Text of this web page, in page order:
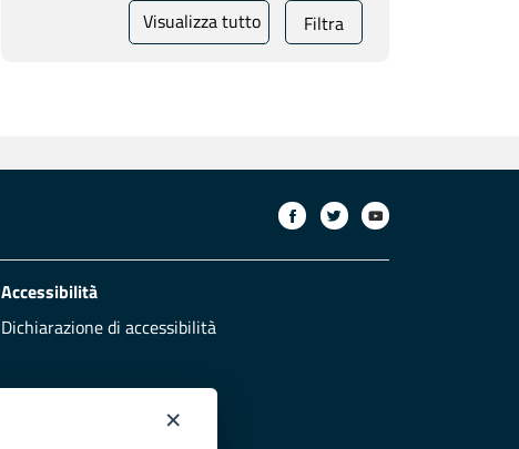
Visualizza tutto Filtra
Accessibilità
Dichiarazione di accessibilità
×